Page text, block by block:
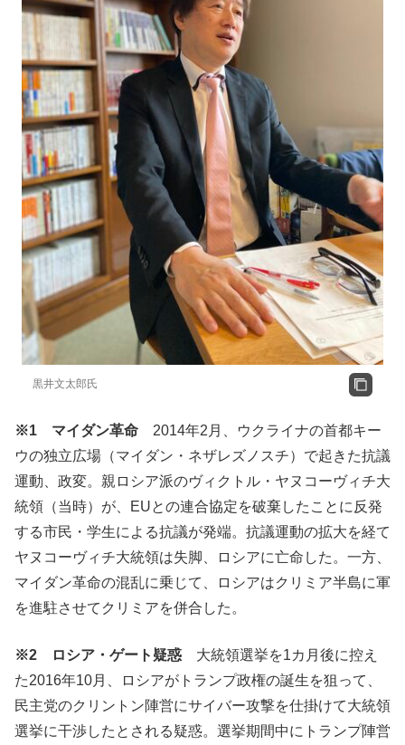
黒井文太郎氏
※1 マイダン革命 2014年2月、ウクライナの首都キー
ウの独立広場（マイダン・ネザレズノスチ）で起きた抗議
運動、政変。親ロシア派のヴィクトル・ヤヌコーヴィチ大
統領（当時）が、EUとの連合協定を破棄したことに反発
する市民・学生による抗議が発端。抗議運動の拡大を経て
ヤヌコーヴィチ大統領は失脚、ロシアに亡命した。一方、
マイダン革命の混乱に乗じて、ロシアはクリミア半島に軍
を進駐させてクリミアを併合した。
※2 ロシア・ゲート疑惑 大統領選挙を1カ月後に控え
た2016年10月、ロシアがトランプ政権の誕生を狙って、
民主党のクリントン陣営にサイバー攻撃を仕掛けて大統領
選挙に干渉したとされる疑惑。選挙期間中にトランプ陣営